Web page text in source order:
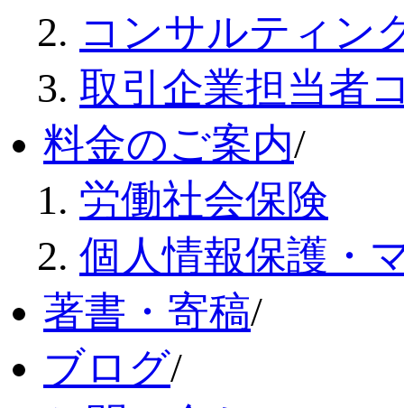
コンサルティン
取引企業担当者
料金のご案内/
労働社会保険
個人情報保護・
著書・寄稿/
ブログ/